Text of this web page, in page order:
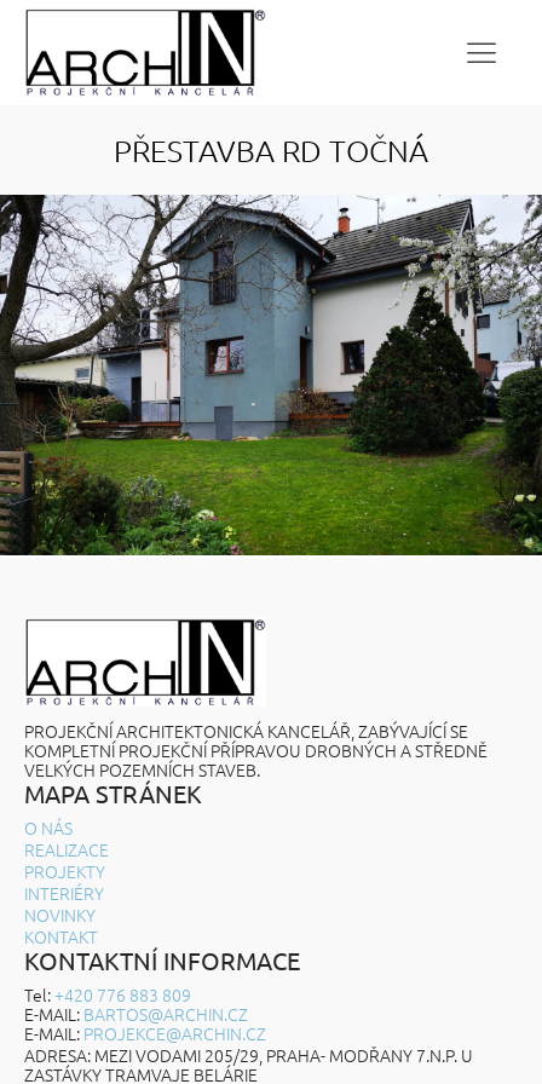
PŘESTAVBA RD TOČNÁ
PROJEKČNÍ ARCHITEKTONICKÁ KANCELÁŘ, ZABÝVAJÍCÍ SE
KOMPLETNÍ PROJEKČNÍ PŘÍPRAVOU DROBNÝCH A STŘEDNĚ
VELKÝCH POZEMNÍCH STAVEB.
MAPA STRÁNEK
O NÁS
REALIZACE
PROJEKTY
INTERIÉRY
NOVINKY
KONTAKT
KONTAKTNÍ INFORMACE
Tel:+420 776 883 809
E-MAIL: BARTOS@ARCHIN.CZ
E-MAIL: PROJEKCE@ARCHIN.CZ
ADRESA: MEZI VODAMI 205/29, PRAHA- MODŘANY 7.N.P. U
ZASTÁVKY TRAMVAJE BELÁRIE